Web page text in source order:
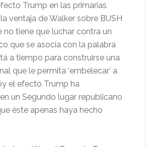
Trump en las primarias
ventaja de Walker sobre BUSH
no tiene que luchar contra un
que se asocia con la palabra
a tiempo para construirse una
que le permita ‘embelecar’ a
el efecto Trump ha
un Segundo lugar republicano
éste apenas haya hecho